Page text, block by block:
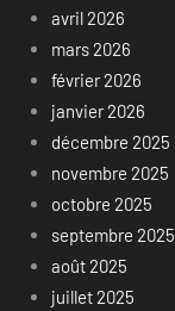
avril 2026
mars 2026
février 2026
janvier 2026
décembre 2025
novembre 2025
octobre 2025
septembre 2025
août 2025
juillet 2025